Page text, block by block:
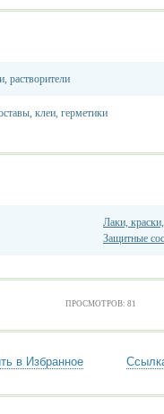
растворители
клеи, герметики
Лаки,
Защитные
ПРОСМОТРОВ: 81
в Избранное